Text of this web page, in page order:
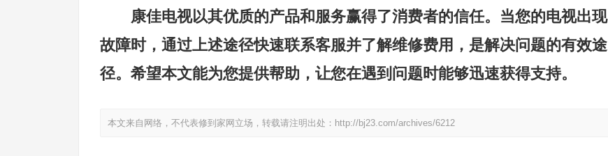
康佳电视以其优质的产品和服务赢得了消费者的信任。当您的电视出现
故障时，通过上述途径快速联系客服并了解维修费用，是解决问题的有效途
径。希望本文能为您提供帮助，让您在遇到问题时能够迅速获得支持。
本文来自网络，不代表修到家网立场，转载请注明出处： http://bj23.com/archives/6212